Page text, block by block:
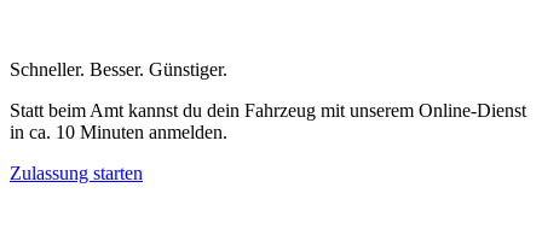
Schneller. Besser. Günstiger.
Statt beim Amt kannst du dein Fahrzeug mit unserem Online-Dienst
in ca. 10 Minuten anmelden.
Zulassung starten